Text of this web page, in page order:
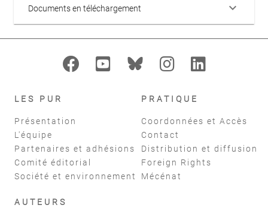
Documents en téléchargement keyboard_arrow_down
LES PUR
Présentation
L'équipe
Partenaires et adhésions
Comité éditorial
Société et environnement
PRATIQUE
Coordonnées et Accès
Contact
Distribution et diffusion
Foreign Rights
Mécénat
AUTEURS